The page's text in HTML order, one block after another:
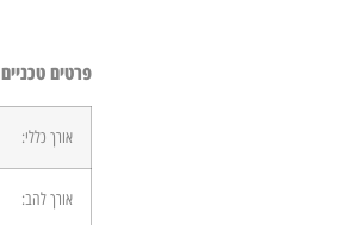
פרטים טכניים
אורך כללי:
אורך להב: